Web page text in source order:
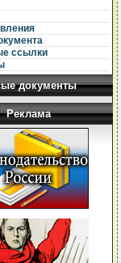
ссылки
документы
Реклама